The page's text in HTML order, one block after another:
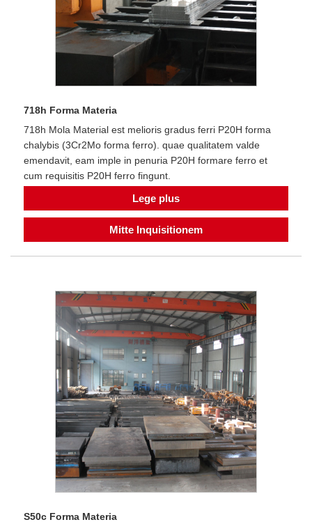
718h Forma Materia
718h Mola Material est melioris gradus ferri P20H forma
chalybis (3Cr2Mo forma ferro). quae qualitatem valde
emendavit, eam imple in penuria P20H formare ferro et
cum requisitis P20H ferro fingunt.
Lege plus
Mitte Inquisitionem
S50c Forma Materia